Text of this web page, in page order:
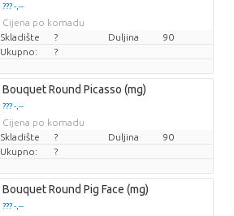
??? -,--
Cijena po komadu
Skladište
? Duljina
90
Ukupno:
?
Bouquet Round Picasso (mg)
??? -,--
Cijena po komadu
Skladište
? Duljina
90
Ukupno:
?
Bouquet Round Pig Face (mg)
??? -,--